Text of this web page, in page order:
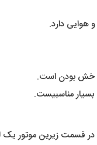
هوایی دارد.
خش بودن است.
مناسبیست.
قسمت زیرین موتور یک